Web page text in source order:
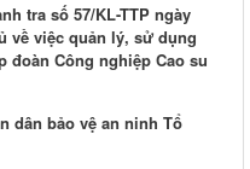
tra số 57/KL-TTP ngày
về việc quản lý, sử dụng
đoàn Công nghiệp Cao su
dân bảo vệ an ninh Tổ